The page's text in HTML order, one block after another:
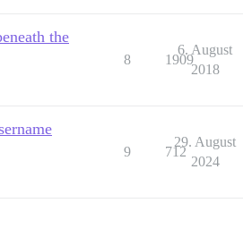
the
8 1909
6. August
2018
9 712
29. August
2024